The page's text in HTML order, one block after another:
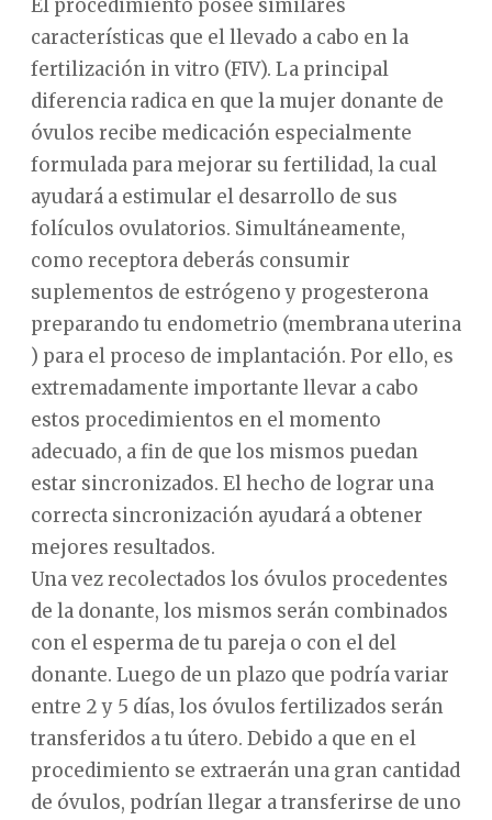
El procedimiento posee similares
características que el llevado a cabo en la
fertilización in vitro (FIV). La principal
diferencia radica en que la mujer donante de
óvulos recibe medicación especialmente
formulada para mejorar su fertilidad, la cual
ayudará a estimular el desarrollo de sus
folículos ovulatorios. Simultáneamente,
como receptora deberás consumir
suplementos de estrógeno y progesterona
preparando tu endometrio (membrana uterina
) para el proceso de implantación. Por ello, es
extremadamente importante llevar a cabo
estos procedimientos en el momento
adecuado, a fin de que los mismos puedan
estar sincronizados. El hecho de lograr una
correcta sincronización ayudará a obtener
mejores resultados.
Una vez recolectados los óvulos procedentes
de la donante, los mismos serán combinados
con el esperma de tu pareja o con el del
donante. Luego de un plazo que podría variar
entre 2 y 5 días, los óvulos fertilizados serán
transferidos a tu útero. Debido a que en el
procedimiento se extraerán una gran cantidad
de óvulos, podrían llegar a transferirse de uno